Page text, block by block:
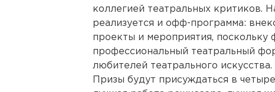
коллегией театральных критиков.
реализуется и офф-программа:
проекты и мероприятия, поскольку
профессиональный театральный
любителей театрального искусства.
Призы будут присуждаться в